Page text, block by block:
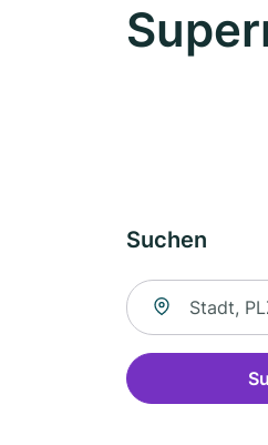
Suchen
Suche nach Ort